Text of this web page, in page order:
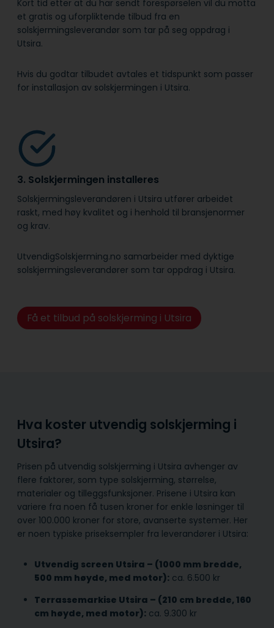
Kort tid etter at du har sendt forespørselen vil du motta
et gratis og uforpliktende tilbud fra en
solskjermingsleverandør som tar på seg oppdrag i
Utsira.
Hvis du godtar tilbudet avtales et tidspunkt som passer
for installasjon av solskjermingen i Utsira.
3. Solskjermingen installeres
Solskjermingsleverandøren i Utsira utfører arbeidet
raskt, med høy kvalitet og i henhold til bransje­normer
og krav.
UtvendigSolskjerming.no samarbeider med dyktige
solskjermingsleverandører som tar oppdrag i Utsira.
Få et tilbud på solskjerming i Utsira
Hva koster utvendig solskjerming i
Utsira?
Prisen på utvendig solskjerming i Utsira avhenger av
flere faktorer, som type solskjerming, størrelse,
materialer og tilleggsfunksjoner. Prisene i Utsira kan
variere fra noen få tusen kroner for enkle løsninger til
over 100.000 kroner for store, avanserte systemer. Her
er noen typiske priseksempler fra leverandører i Utsira:
Utvendig screen Utsira – (1000 mm bredde,
500 mm høyde, med motor): ca. 6.500 kr
Terrassemarkise Utsira – (210 cm bredde, 160
cm høyde, med motor): ca. 9.300 kr